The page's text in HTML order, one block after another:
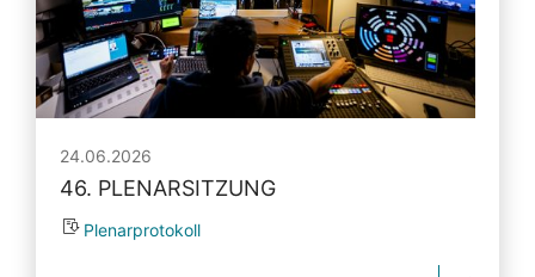
24.06.2026
46. PLENARSITZUNG
Plenarprotokoll